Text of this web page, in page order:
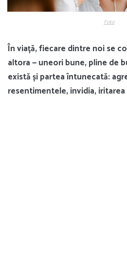
Foto
În viață, fiecare dintre noi se
altora — uneori bune, pline de
există și partea întunecată:
resentimentele, invidia,